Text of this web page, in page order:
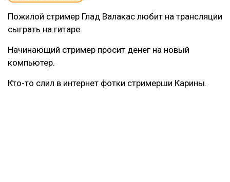
Пожилой стример Глад Валакас любит на трансляции
сыграть на гитаре.
Начинающий стример просит денег на новый
компьютер.
Кто-то слил в интернет фотки стримерши Карины.